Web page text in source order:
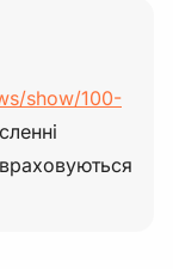
show/100-